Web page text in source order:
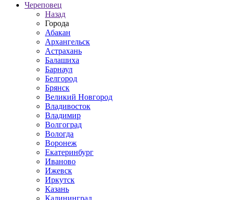
Череповец
Назад
Города
Абакан
Архангельск
Астрахань
Балашиха
Барнаул
Белгород
Брянск
Великий Новгород
Владивосток
Владимир
Волгоград
Вологда
Воронеж
Екатеринбург
Иваново
Ижевск
Иркутск
Казань
Калининград